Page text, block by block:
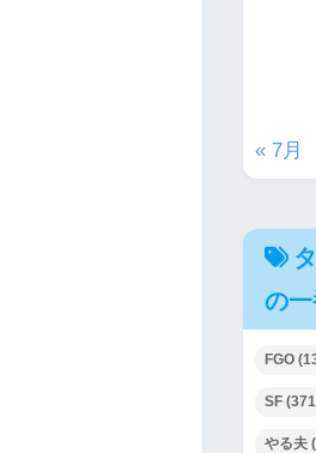
« 7月
の
FGO
SF
やる夫